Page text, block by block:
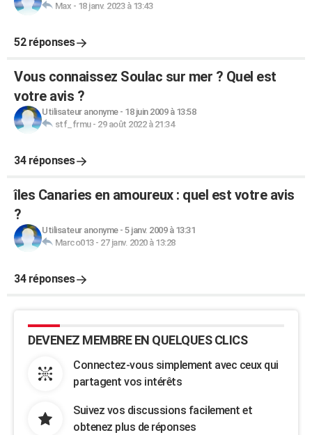
Max - 18 janv. 2023 à 13:43
52 réponses
Vous connaissez Soulac sur mer ? Quel est
votre avis ?
Utilisateur anonyme- 18 juin 2009 à 13:58
stf_frmu- 29 août 2022 à 21:34
34 réponses
îles Canaries en amoureux : quel est votre avis
?
Utilisateur anonyme- 5 janv. 2009 à 13:31
Marco013- 27 janv. 2020 à 13:28
34 réponses
DEVENEZ MEMBRE EN QUELQUES CLICS
Connectez-vous simplement avec ceux qui
partagent vos intérêts
Suivez vos discussions facilement et
obtenez plus de réponses